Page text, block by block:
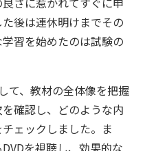
後は連休明けまでその
習を始めたのは試験の
て、教材の全体像を把握
確認し、どのような内
ェックしました。ま
を視聴し、効果的な